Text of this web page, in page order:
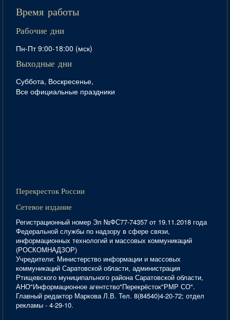
Время работы
Рабочие дни
Пн-Пт 9:00-18:00 (мск)
Выходные дни
Суббота, Воскресенье,
Все официальные праздники
Перекресток России
Сетевое издание
Регистрационный номер Эл №ФС77-74357 от 19.11.2018 года
Федеральной службы по надзору в сфере связи,
информационных технологий и массовых коммуникаций
(РОСКОМНАДЗОР)
Учредители: Министерство информации и массовых
коммуникаций Саратовской области, администрация
Ртищевского муниципального района Саратовской области,
АНО"Информационное агентство"Перекрёсток"РМР СО".
Главный редактор Маркова Л.В. Тел. 8(84540)4-20-72; отдел
рекламы - 4-29-10.